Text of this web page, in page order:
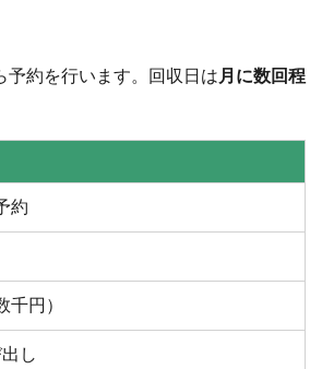
予約を行います。回収日は 月に数回程
約
円）
し